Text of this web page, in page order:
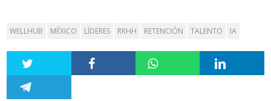
WELLHUB MÉXICO LÍDERES RRHH RETENCIÓN TALENTO IA